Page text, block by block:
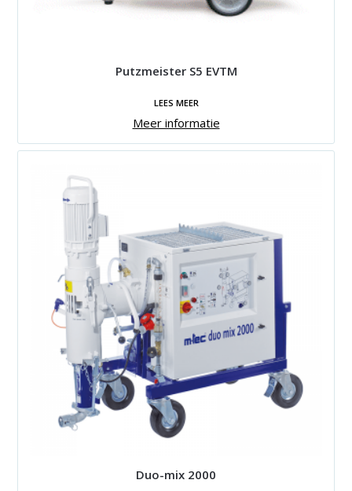
Putzmeister S5 EVTM
LEES MEER
Meer informatie
Duo-mix 2000